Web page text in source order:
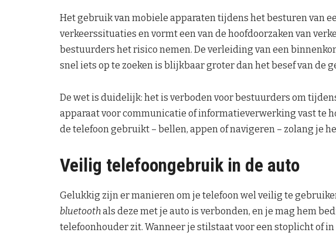
Het gebruik van mobiele apparaten tijdens het besturen van
verkeerssituaties en vormt een van de hoofdoorzaken van
bestuurders het risico nemen. De verleiding van een
snel iets op te zoeken is blijkbaar groter dan het besef van de
De wet is duidelijk: het is verboden voor bestuurders om
apparaat voor communicatie of informatieverwerking vast te
de telefoon gebruikt – bellen, appen of navigeren – zolang je
Veilig telefoongebruik in de auto
Gelukkig zijn er manieren om je telefoon wel veilig te
bluetoothals deze met je auto is verbonden, en je mag hem
telefoonhouder zit. Wanneer je stilstaat voor een stoplicht of